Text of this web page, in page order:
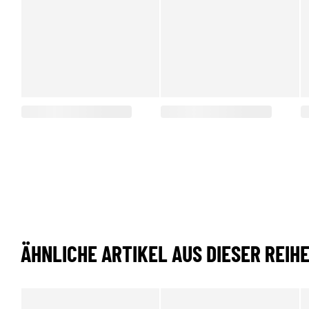
ÄHNLICHE ARTIKEL AUS DIESER REIHE